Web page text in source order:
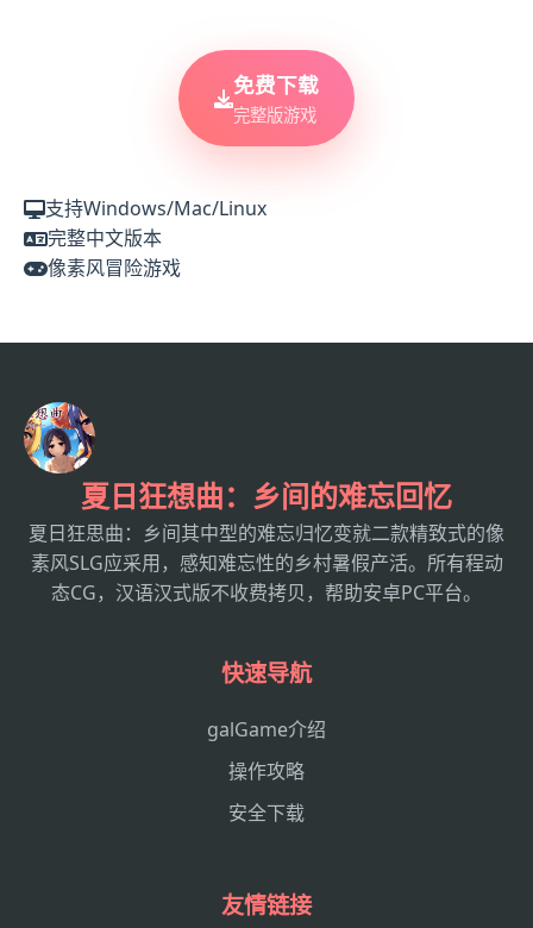
免费下载
完整版游戏
支持Windows/Mac/Linux
完整中文版本
像素风冒险游戏
夏日狂想曲：乡间的难忘回忆
夏日狂思曲：乡间其中型的难忘归忆变就二款精致式的像
素风SLG应采用，感知难忘性的乡村暑假产活。所有程动
态CG，汉语汉式版不收费拷贝，帮助安卓PC平台。
快速导航
galGame介绍
操作攻略
安全下载
友情链接